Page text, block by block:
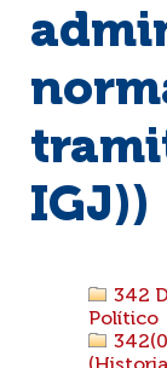
IGJ))
342
Político